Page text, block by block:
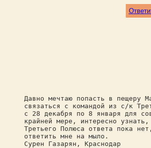
Давно мечтаю попасть в пещеру
связаться с командой из с/к
с 28 декабря по 8 января для
крайней мере, интересно
Третьего Полюса ответа пока
ответить мне на мыло.
Сурен Газарян, Краснодар